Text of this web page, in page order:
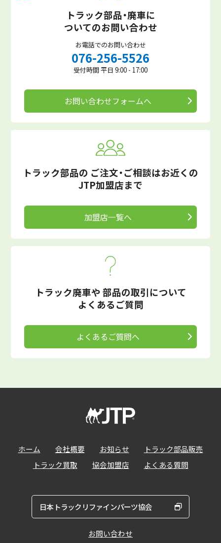
トラック部品・廃車に
ついてのお問い合わせ
お電話でのお問い合わせ
076-256-5526
受付時間 平日 9:00 - 17:00
お問い合わせフォームへ
トラック部品の ご注文・ご相談はお近くの
JTP加盟店まで
加盟店一覧へ
トラック廃車や部品の取引について
よくあるご質問
よくあるご質問へ
ホーム 会社概要 お知らせ
トラック部品販売
トラック買取
協会加盟店 よくある質問
日本トラックリファインパーツ協会
お問い合わせ